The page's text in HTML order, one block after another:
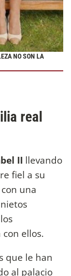
NO SON LA
real
II llevando
fiel a su
una
ellos.
que le han
al palacio